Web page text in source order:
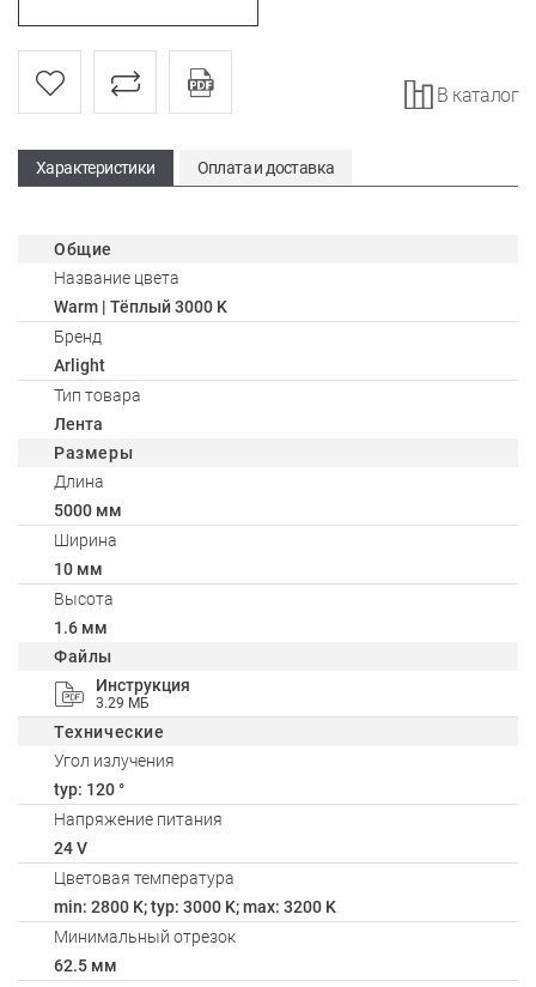
В каталог
Характеристики Оплата и доставка
Общие
Название цвета
Warm | Тёплый 3000 K
Бренд
Arlight
Тип товара
Лента
Размеры
Длина
5000 мм
Ширина
10 мм
Высота
1.6 мм
Файлы
Инструкция
3.29 МБ
Технические
Угол излучения
typ: 120 °
Напряжение питания
24 V
Цветовая температура
min: 2800 K; typ: 3000 K; max: 3200 K
Минимальный отрезок
62.5 мм